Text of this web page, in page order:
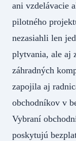
ani vzdelávacie
pilotného
nezasiahli len
plytvania, ale aj
záhradných
zapojila aj
obchodníkov v
Vybraní
poskytujú